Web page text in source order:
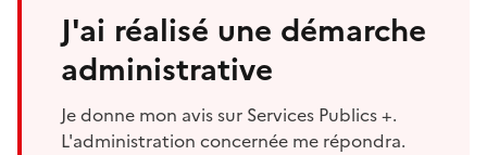
J'ai réalisé une démarche
administrative
Je donne mon avis sur Services Publics +.
L'administration concernée me répondra.